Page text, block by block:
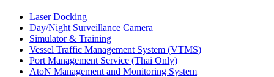
Laser Docking
Day/Night Surveillance Camera
Simulator & Training
Vessel Traffic Management System (VTMS)
Port Management Service (Thai Only)
AtoN Management and Monitoring System